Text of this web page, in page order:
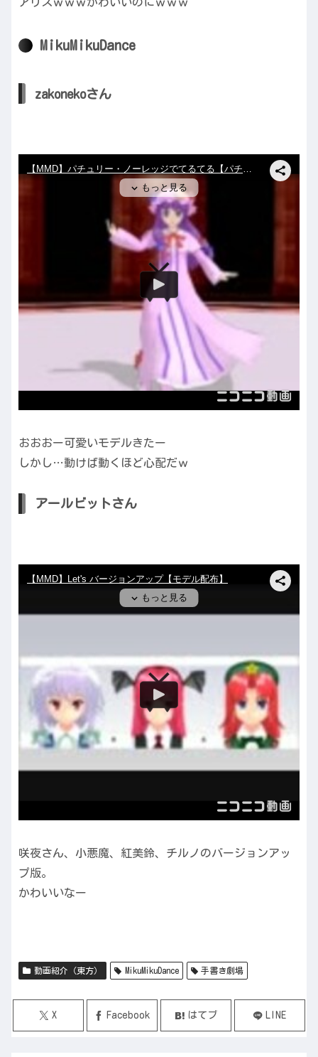
MikuMikuDance
zakonekoさん
おおおー可愛いモデルきたー
しかし…動けば動くほど心配だｗ
アールビットさん
咲夜さん、小悪魔、紅美鈴、チルノのバージョンアッ
プ版。
かわいいなー
動画紹介（東方） MikuMikuDance 手書き劇場
X Facebook はてブ LINE